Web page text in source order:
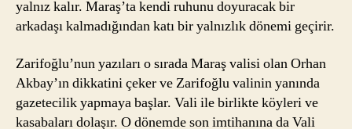
yalnız kalır. Maraş’ta kendi ruhunu doyuracak bir
arkadaşı kalmadığından katı bir yalnızlık dönemi geçirir.
Zarifoğlu’nun yazıları o sırada Maraş valisi olan Orhan
Akbay’ın dikkatini çeker ve Zarifoğlu valinin yanında
gazetecilik yapmaya başlar. Vali ile birlikte köyleri ve
kasabaları dolaşır. O dönemde son imtihanına da Vali